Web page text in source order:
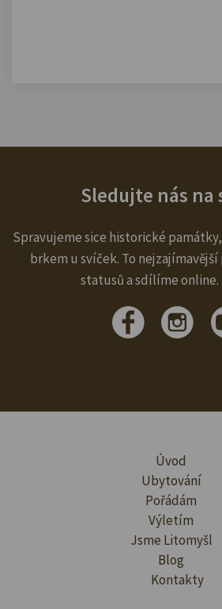
Sledujte nás na
Spravujeme sice historické
brkem u svíček. To
statusů a sdílíme
Úvod
Ubytování
Pořádám
Výletím
Jsme Litomyšl
Blog
Kontakty